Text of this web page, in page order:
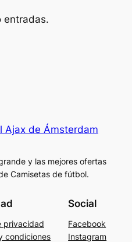
entradas.
Ajax de Ámsterdam
y las mejores ofertas
Camisetas de fútbol.
privacidad
condiciones
Social
Facebook
Instagram